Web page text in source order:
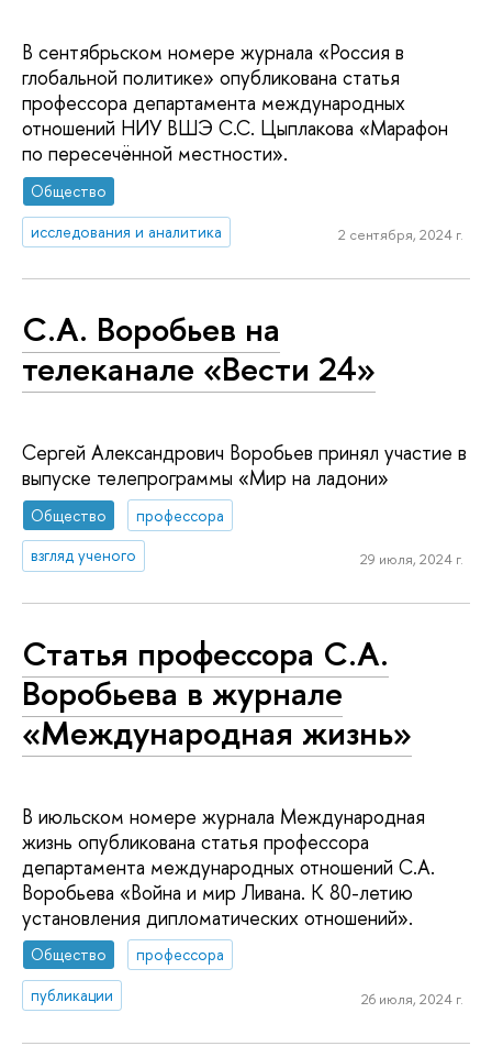
В сентябрьском номере журнала «Россия в
глобальной политике» опубликована статья
профессора департамента международных
отношений НИУ ВШЭ С.С. Цыплакова «Марафон
по пересечённой местности».
Общество
исследования и аналитика
2 сентября, 2024 г.
С.А. Воробьев на
телеканале «Вести 24»
Сергей Александрович Воробьев принял участие в
выпуске телепрограммы «Мир на ладони»
Общество
профессора
взгляд ученого
29 июля, 2024 г.
Статья профессора С.А.
Воробьева в журнале
«Международная жизнь»
В июльском номере журнала Международная
жизнь опубликована статья профессора
департамента международных отношений С.А.
Воробьева «Война и мир Ливана. К 80-летию
установления дипломатических отношений».
Общество
профессора
публикации
26 июля, 2024 г.